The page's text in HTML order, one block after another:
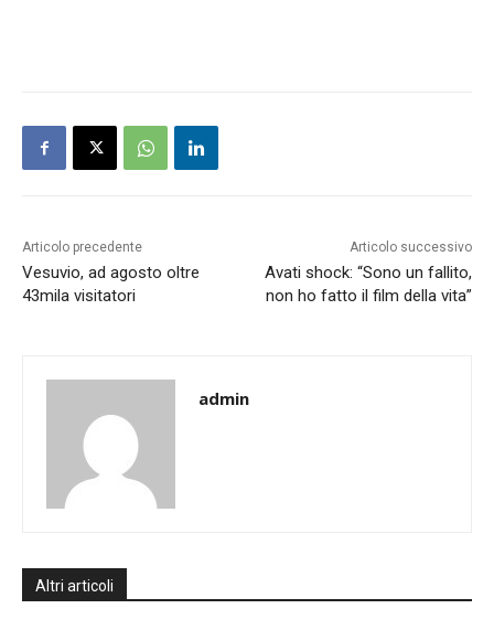
Articolo precedente
Vesuvio, ad agosto oltre
43mila visitatori
Articolo successivo
Avati shock: “Sono un fallito,
non ho fatto il film della vita”
admin
Altri articoli